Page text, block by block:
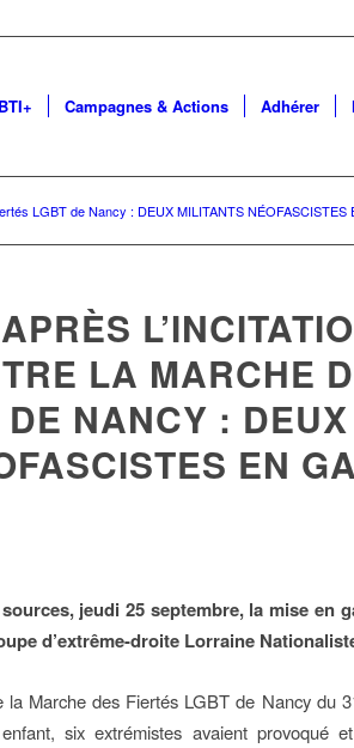
Campagnes & Actions Adhérer
LGBT de Nancy : DEUX MILITANTS NÉOFASCISTES
LA MARCHE
NANCY : DEUX
EN
jeudi 25 septembre, la mise en
d’extrême-droite Lorraine
la Marche des Fiertés LGBT de Nancy du
six extrémistes avaient provoqué